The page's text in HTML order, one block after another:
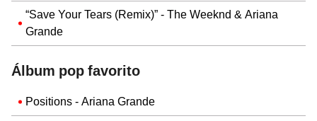
“Save Your Tears (Remix)” - The Weeknd & Ariana
Grande
Álbum pop favorito
Positions - Ariana Grande